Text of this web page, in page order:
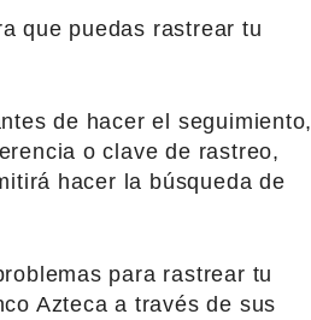
que puedas rastrear tu
de hacer el seguimiento,
o clave de rastreo,
hacer la búsqueda de
para rastrear tu
Azteca a través de sus